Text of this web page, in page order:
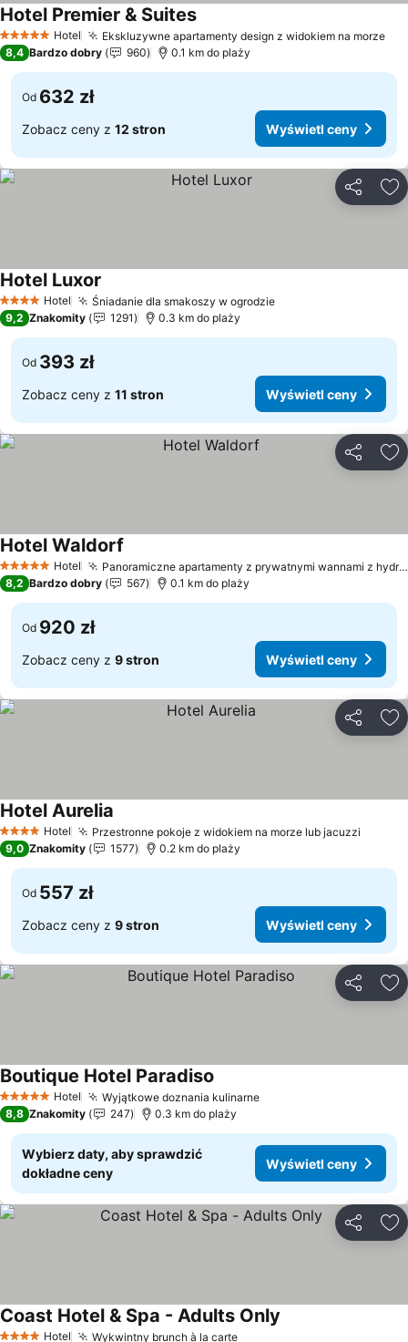
5 KategoriaHotel Ekskluzywne apartamenty design z widokiem na morze
Hotel Premier & SuitesWyświetl ceny
8,4 Bardzo dobry 960 0.1 km do plaży
Od 632 zł
Zobacz ceny z 12 stron Wyświetl ceny
4 KategoriaHotel Śniadanie dla smakoszy w ogrodzieWyświetl ceny
Hotel Luxor
9,2 Znakomity 1291 0.3 km do plaży
Od 393 zł
Zobacz ceny z 11 stron Wyświetl ceny
5 KategoriaHotel Panoramiczne apartamenty z prywatnymi wannami z hydromasażem
Hotel Waldorf
8,2 Bardzo dobry 567 0.1 km do plaży
Od 920 zł
Zobacz ceny z 9 stron Wyświetl ceny
4 KategoriaHotel Przestronne pokoje z widokiem na morze lub jacuzzi
Hotel Aurelia
9,0 Znakomity 1577 0.2 km do plaży
Od 557 zł
Zobacz ceny z 9 stron Wyświetl ceny
5 KategoriaHotel Wyjątkowe doznania kulinarneWyświetl ceny
Boutique Hotel Paradiso
8,8 Znakomity 247 0.3 km do plaży
Wybierz daty, aby sprawdzić
dokładne ceny
Wyświetl ceny
Hotel Wykwintny brunch à la carte
Coast Hotel & Spa - Adults Only